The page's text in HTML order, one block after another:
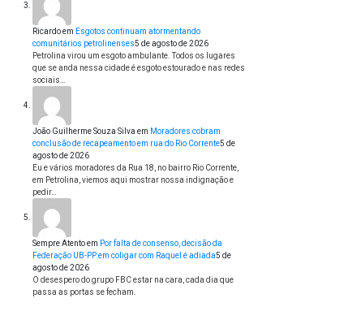
Ricardoem Esgotos continuam atormentando
comunitários petrolinenses5 de agosto de 2026
Petrolina virou um esgoto ambulante. Todos os lugares
que se anda nessa cidade é esgoto estourado e nas redes
sociais…
João Guilherme Souza Silva em Moradores cobram
conclusão de recapeamento em rua do Rio Corrente5 de
agosto de 2026
Eu e vários moradores da Rua 18, no bairro Rio Corrente,
em Petrolina, viemos aqui mostrar nossa indignação e
pedir…
Sempre Atentoem Por falta de consenso, decisão da
Federação UB-PP em coligar com Raquel é adiada5 de
agosto de 2026
O desespero do grupo FBC estar na cara, cada dia que
passa as portas se fecham.